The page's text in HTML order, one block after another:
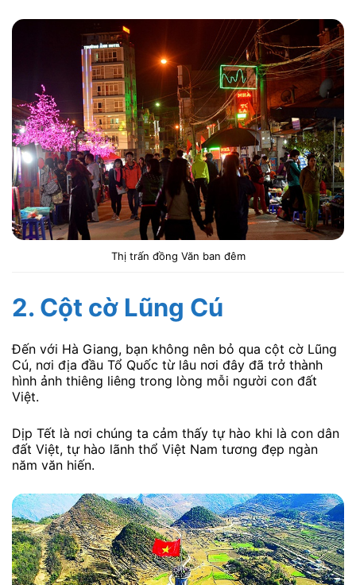
Thị trấn đồng Văn ban đêm
2. Cột cờ Lũng Cú
Đến với Hà Giang, bạn không nên bỏ qua cột cờ Lũng
Cú, nơi địa đầu Tổ Quốc từ lâu nơi đây đã trở thành
hình ảnh thiêng liêng trong lòng mỗi người con đất
Việt.
Dịp Tết là nơi chúng ta cảm thấy tự hào khi là con dân
đất Việt, tự hào lãnh thổ Việt Nam tương đẹp ngàn
năm văn hiến.